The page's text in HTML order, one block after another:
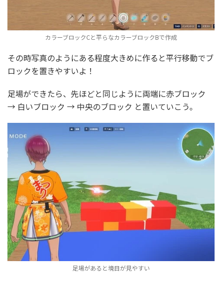
カラーブロックCと平らなカラーブロックBで作成
その時写真のようにある程度大きめに作ると平行移動でブ
ロックを置きやすいよ！
足場ができたら、先ほどと同じように両端に赤ブロック
→ 白いブロック → 中央のブロック と置いていこう。
足場があると境目が見やすい